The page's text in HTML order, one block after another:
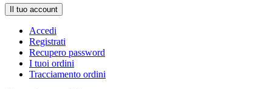
Il tuo account
Accedi
Registrati
Recupero password
I tuoi ordini
Tracciamento ordini